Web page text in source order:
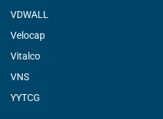
VDWALL
Velocap
Vitalco
VNS
YYTCG